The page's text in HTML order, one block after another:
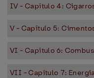
IV - Capítulo 4:
V - Capítulo 5:
VI - Capítulo 6:
VII - Capítulo 7: